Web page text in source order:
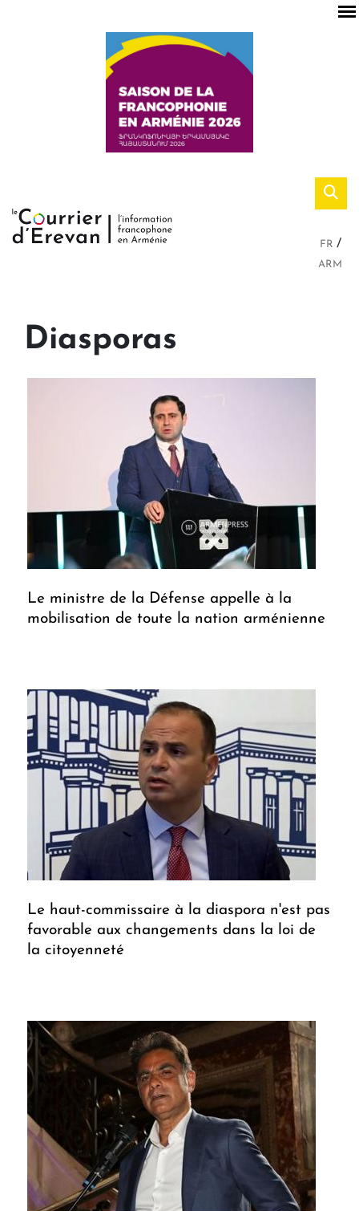
FR
ARM
Diasporas
Le ministre de la Défense appelle à la
mobilisation de toute la nation arménienne
Le haut-commissaire à la diaspora n'est pas
favorable aux changements dans la loi de
la citoyenneté